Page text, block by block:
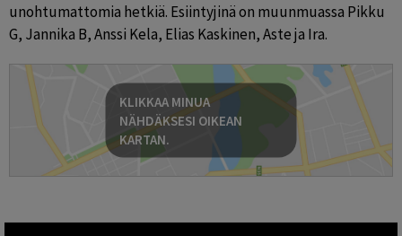
unohtumattomia hetkiä. Esiintyjinä on muunmuassa Pikku
G, Jannika B, Anssi Kela, Elias Kaskinen, Aste ja Ira.
KLIKKAA MINUA
NÄHDÄKSESI OIKEAN
KARTAN.